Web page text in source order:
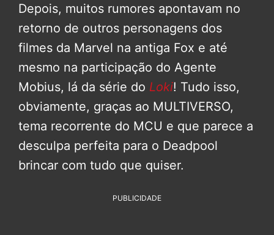
Depois, muitos rumores apontavam no
retorno de outros personagens dos
filmes da Marvel na antiga Fox e até
mesmo na participação do Agente
Mobius, lá da série do Loki! Tudo isso,
obviamente, graças ao MULTIVERSO,
tema recorrente do MCU e que parece a
desculpa perfeita para o Deadpool
brincar com tudo que quiser.
PUBLICIDADE